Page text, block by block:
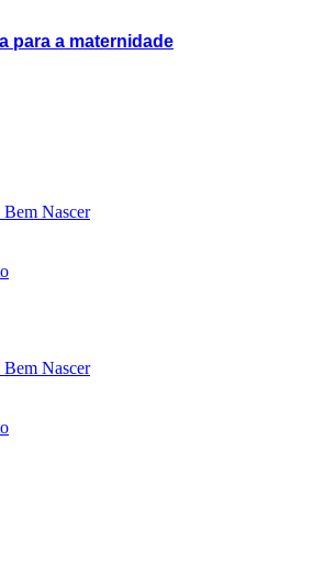
para a maternidade
Nascer
Nascer